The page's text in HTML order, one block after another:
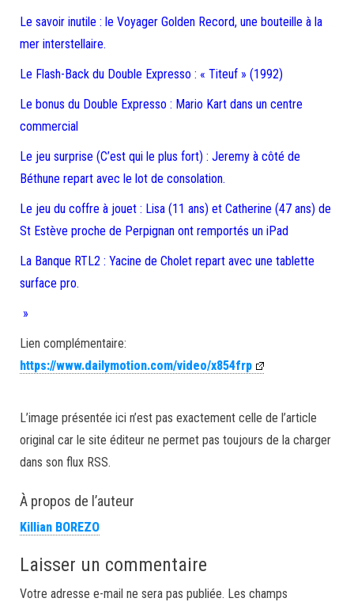
Le savoir inutile : le Voyager Golden Record, une bouteille à la
mer interstellaire.
Le Flash-Back du Double Expresso : « Titeuf » (1992)
Le bonus du Double Expresso : Mario Kart dans un centre
commercial
Le jeu surprise (C’est qui le plus fort) : Jeremy à côté de
Béthune repart avec le lot de consolation.
Le jeu du coffre à jouet : Lisa (11 ans) et Catherine (47 ans) de
St Estève proche de Perpignan ont remportés un iPad
La Banque RTL2 : Yacine de Cholet repart avec une tablette
surface pro.
»
Lien complémentaire:
https://www.dailymotion.com/video/x854frp
L’image présentée ici n’est pas exactement celle de l’article
original car le site éditeur ne permet pas toujours de la charger
dans son flux RSS.
À propos de l’auteur
Killian BOREZO
Laisser un commentaire
Votre adresse e-mail ne sera pas publiée. Les champs